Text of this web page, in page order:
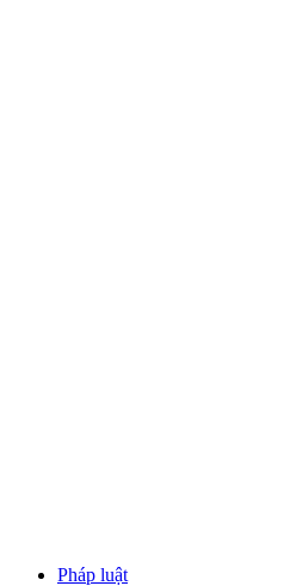
Pháp luật